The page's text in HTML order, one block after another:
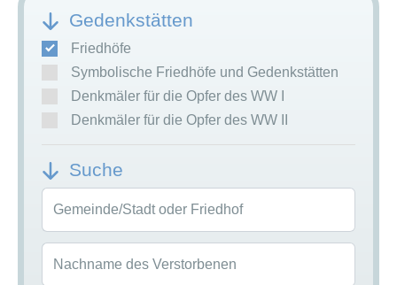
Gedenkstätten
Friedhöfe
Symbolische Friedhöfe und Gedenkstätten
Denkmäler für die Opfer des WW I
Denkmäler für die Opfer des WW II
Suche
Gemeinde/Stadt oder Friedhof
Nachname des Verstorbenen